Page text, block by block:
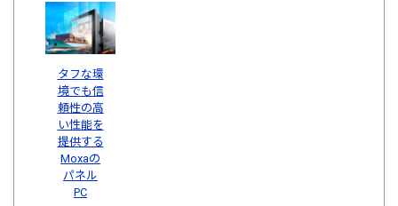
タフな環
境でも信
頼性の高
い性能を
提供する
Moxaの
パネル
PC